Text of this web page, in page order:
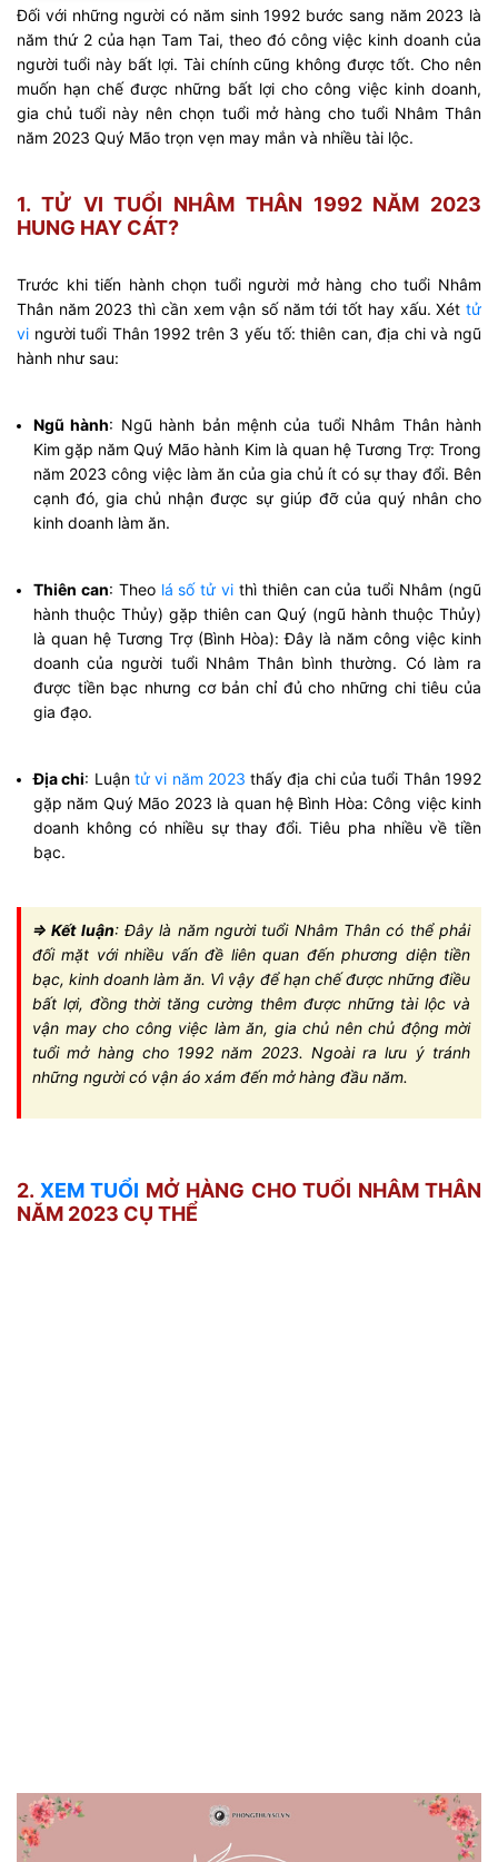
Đối với những người có năm sinh 1992 bước sang năm 2023 là
năm thứ 2 của hạn Tam Tai, theo đó công việc kinh doanh của
người tuổi này bất lợi. Tài chính cũng không được tốt. Cho nên
muốn hạn chế được những bất lợi cho công việc kinh doanh,
gia chủ tuổi này nên chọn tuổi mở hàng cho tuổi Nhâm Thân
năm 2023 Quý Mão trọn vẹn may mắn và nhiều tài lộc.
1. TỬ VI TUỔI NHÂM THÂN 1992 NĂM 2023
HUNG HAY CÁT?
Trước khi tiến hành chọn tuổi người mở hàng cho tuổi Nhâm
Thân năm 2023 thì cần xem vận số năm tới tốt hay xấu. Xét tử
vi người tuổi Thân 1992 trên 3 yếu tố: thiên can, địa chi và ngũ
hành như sau:
Ngũ hành: Ngũ hành bản mệnh của tuổi Nhâm Thân hành
Kim gặp năm Quý Mão hành Kim là quan hệ Tương Trợ: Trong
năm 2023 công việc làm ăn của gia chủ ít có sự thay đổi. Bên
cạnh đó, gia chủ nhận được sự giúp đỡ của quý nhân cho
kinh doanh làm ăn.
Thiên can: Theo lá số tử vi thì thiên can của tuổi Nhâm (ngũ
hành thuộc Thủy) gặp thiên can Quý (ngũ hành thuộc Thủy)
là quan hệ Tương Trợ (Bình Hòa): Đây là năm công việc kinh
doanh của người tuổi Nhâm Thân bình thường. Có làm ra
được tiền bạc nhưng cơ bản chỉ đủ cho những chi tiêu của
gia đạo.
Địa chi: Luận tử vi năm 2023 thấy địa chi của tuổi Thân 1992
gặp năm Quý Mão 2023 là quan hệ Bình Hòa: Công việc kinh
doanh không có nhiều sự thay đổi. Tiêu pha nhiều về tiền
bạc.
=> Kết luận: Đây là năm người tuổi Nhâm Thân có thể phải
đối mặt với nhiều vấn đề liên quan đến phương diện tiền
bạc, kinh doanh làm ăn. Vì vậy để hạn chế được những điều
bất lợi, đồng thời tăng cường thêm được những tài lộc và
vận may cho công việc làm ăn, gia chủ nên chủ động mời
tuổi mở hàng cho 1992 năm 2023. Ngoài ra lưu ý tránh
những người có vận áo xám đến mở hàng đầu năm.
2. XEM TUỔI MỞ HÀNG CHO TUỔI NHÂM THÂN
NĂM 2023 CỤ THỂ